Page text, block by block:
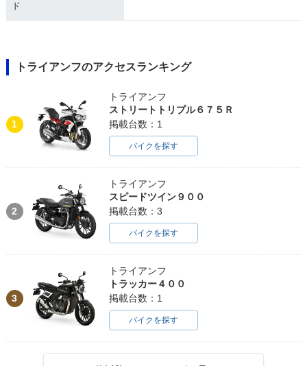
ド
トライアンフのアクセスランキング
1
トライアンフ
ストリートトリプル６７５Ｒ
掲載台数：1
バイクを探す
2
トライアンフ
スピードツイン９００
掲載台数：3
バイクを探す
3
トライアンフ
トラッカー４００
掲載台数：1
バイクを探す